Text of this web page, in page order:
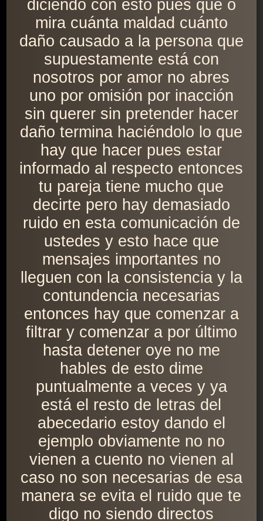
diciendo con esto pues que o
mira cuánta maldad cuánto
daño causado a la persona que
supuestamente está con
nosotros por amor no abres
uno por omisión por inacción
sin querer sin pretender hacer
daño termina haciéndolo lo que
hay que hacer pues estar
informado al respecto entonces
tu pareja tiene mucho que
decirte pero hay demasiado
ruido en esta comunicación de
ustedes y esto hace que
mensajes importantes no
lleguen con la consistencia y la
contundencia necesarias
entonces hay que comenzar a
filtrar y comenzar a por último
hasta detener oye no me
hables de esto dime
puntualmente a veces y ya
está el resto de letras del
abecedario estoy dando el
ejemplo obviamente no no
vienen a cuento no vienen al
caso no son necesarias de esa
manera se evita el ruido que te
digo no siendo directos